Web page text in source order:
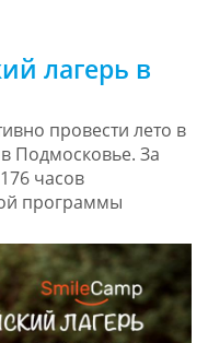
лагерь в
провести лето в
Подмосковье. За
часов
программы